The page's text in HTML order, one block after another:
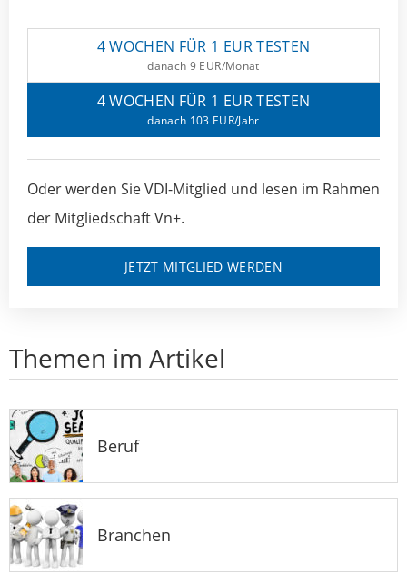
4 WOCHEN FÜR 1 EUR TESTEN
danach 9 EUR/Monat
4 WOCHEN FÜR 1 EUR TESTEN
danach 103 EUR/Jahr
Oder werden Sie VDI-Mitglied und lesen im Rahmen
der Mitgliedschaft Vn+.
JETZT MITGLIED WERDEN
Themen im Artikel
Beruf
Branchen